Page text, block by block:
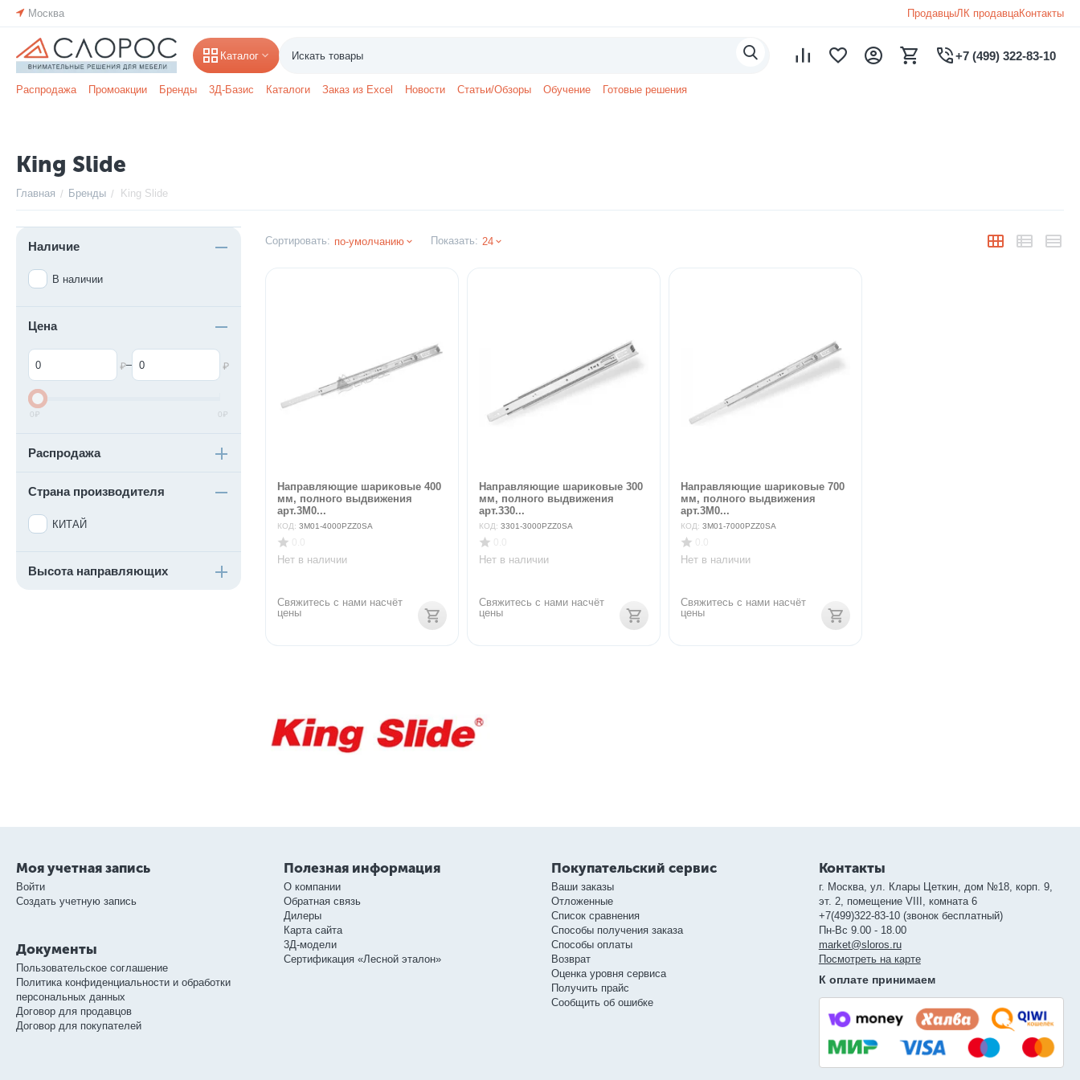
Москва ПродавцыЛК продавцаКонтакты
Каталог +7 (499) 322-83-10
Распродажа Промоакции Бренды 3Д-Базис Каталоги Заказ из Excel Новости Статьи/Обзоры Обучение Готовые решения
King Slide
Главная / Бренды / King Slide
Сортировать: по-умолчанию Показать: 24
Направляющие шариковые 400
мм, полного выдвижения
арт.3M0...
КОД: 3M01-4000PZZ0SA
Нет в наличии
Свяжитесь с нами насчёт
цены
Направляющие шариковые 300
мм, полного выдвижения
арт.330...
КОД: 3301-3000PZZ0SA
Нет в наличии
Свяжитесь с нами насчёт
цены
Направляющие шариковые 700
мм, полного выдвижения
арт.3M0...
КОД: 3M01-7000PZZ0SA
Нет в наличии
Свяжитесь с нами насчёт
цены
Наличие
В наличии
Цена
₽– ₽
0₽ 0₽
Распродажа
Страна производителя
КИТАЙ
Высота направляющих
Моя учетная запись
Войти
Создать учетную запись
Документы
Пользовательское соглашение
Политика конфиденциальности и обработки
персональных данных
Договор для продавцов
Договор для покупателей
Полезная информация
О компании
Обратная связь
Дилеры
Карта сайта
3Д-модели
Сертификация «Лесной эталон»
Покупательский сервис
Ваши заказы
Отложенные
Список сравнения
Способы получения заказа
Способы оплаты
Возврат
Оценка уровня сервиса
Получить прайс
Сообщить об ошибке
Контакты
г. Москва, ул. Клары Цеткин, дом №18, корп. 9,
эт. 2, помещение VIII, комната 6
+7(499)322-83-10 (звонок бесплатный)
Пн-Вс 9.00 - 18.00
market@sloros.ru
Посмотреть на карте
К оплате принимаем